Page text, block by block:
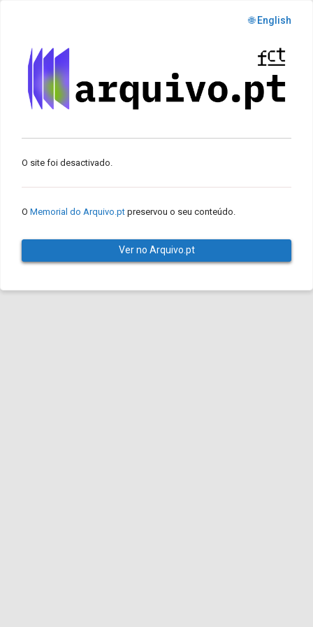
🌐 English
O site foi desactivado.
O Memorial do Arquivo.pt preservou o seu conteúdo.
Ver no Arquivo.pt